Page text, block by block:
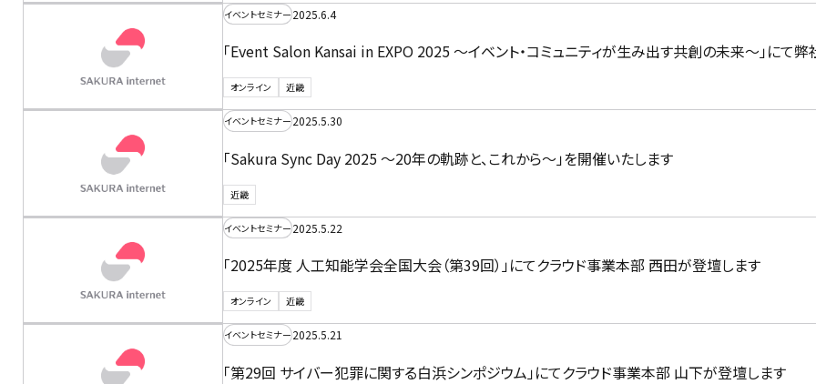
イベントセミナー2025.6.4
「Event Salon Kansai in EXPO 2025 〜イベント・コミュニティが⽣み出す共創の未来〜」にて
オンライン 近畿
イベントセミナー2025.5.30
「Sakura Sync Day 2025 〜20年の軌跡と、これから〜」を開催いたします
近畿
イベントセミナー2025.5.22
「2025年度 人工知能学会全国大会（第39回）」にてクラウド事業本部 西田が登壇します
オンライン 近畿
イベントセミナー2025.5.21
「第29回 サイバー犯罪に関する白浜シンポジウム」にてクラウド事業本部 山下が登壇します